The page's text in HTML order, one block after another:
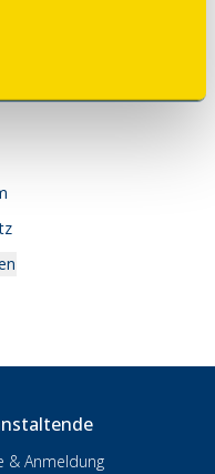
• Schlegelstraße
& Anmeldung